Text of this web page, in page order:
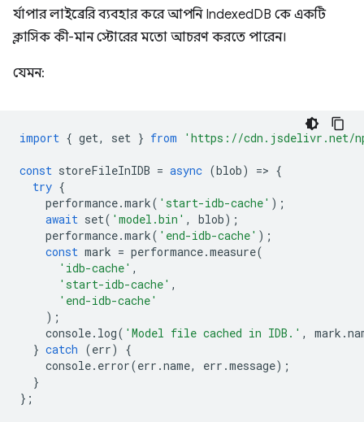
র্যাপার লাইব্রেরি ব্যবহার করে আপনি IndexedDB কে একটি
ক্লাসিক কী-মান স্টোরের মতো আচরণ করতে পারেন।
যেমন:
import { get, set } from 'https://cdn.jsdelivr.net/
const storeFileInIDB = async (blob) => {
try {
performance.mark( 'start-idb-cache' );
await set( 'model.bin' , blob);
performance.mark( 'end-idb-cache' );
const mark = performance.measure(
'idb-cache' ,
'start-idb-cache' ,
'end-idb-cache'
);
console. log( 'Model file cached in IDB.' , mark .
} catch (err)
{
console. error(err .name, err .message);
}
};